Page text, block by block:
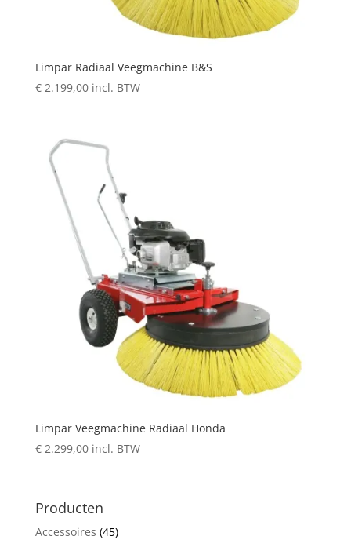
Limpar Radiaal Veegmachine B&S
€2.199,00 incl. BTW
Limpar Veegmachine Radiaal Honda
€2.299,00 incl. BTW
Producten
Accessoires (45)